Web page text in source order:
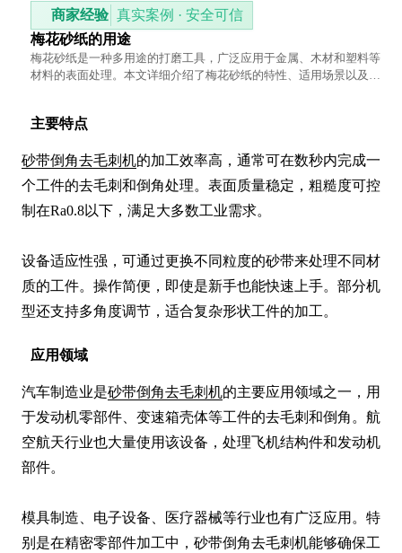
商家经验 真实案例 · 安全可信
梅花砂纸的用途
梅花砂纸是一种多用途的打磨工具，广泛应用于金属、木材和塑料等
材料的表面处理。本文详细介绍了梅花砂纸的特性、适用场景以及使
主要特点
砂带倒角去毛刺机的加工效率高，通常可在数秒内完成一
个工件的去毛刺和倒角处理。表面质量稳定，粗糙度可控
制在Ra0.8以下，满足大多数工业需求。
设备适应性强，可通过更换不同粒度的砂带来处理不同材
质的工件。操作简便，即使是新手也能快速上手。部分机
型还支持多角度调节，适合复杂形状工件的加工。
应用领域
汽车制造业是砂带倒角去毛刺机的主要应用领域之一，用
于发动机零部件、变速箱壳体等工件的去毛刺和倒角。航
空航天行业也大量使用该设备，处理飞机结构件和发动机
部件。
模具制造、电子设备、医疗器械等行业也有广泛应用。特
别是在精密零部件加工中，砂带倒角去毛刺机能够确保工